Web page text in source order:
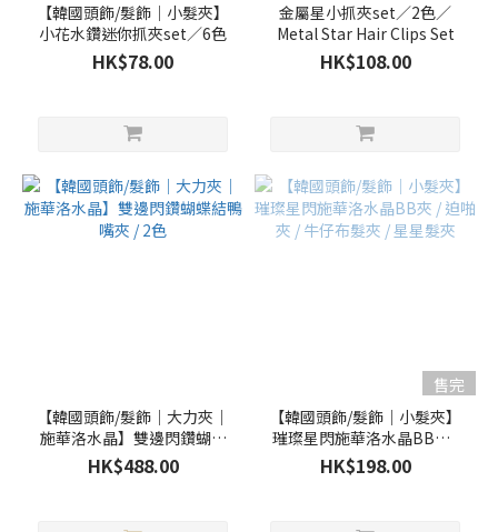
【韓國頭飾/髮飾｜小髮夾】
小花水鑽迷你抓夾set／6色
HK$78.00
金屬星小抓夾set／2色／
Metal Star Hair Clips Set
HK$108.00
【韓國頭飾/髮飾｜大力夾｜
施華洛水晶】雙邊閃鑽蝴蝶
結鴨嘴夾 / 2色
HK$488.00
售完
【韓國頭飾/髮飾｜小髮夾】
璀璨星閃施華洛水晶BB夾 /
迫啪夾 / 牛仔布髮夾 / 星星髮
夾
HK$198.00